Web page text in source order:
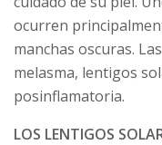
ocurren
manchas oscuras.
melasma, lentigos
posinflamatoria.
LOS LENTIGOS